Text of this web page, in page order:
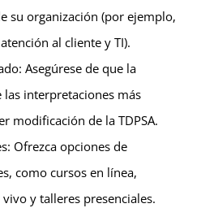
su organización (por ejemplo,
al cliente y TI).
Asegúrese de que la
las interpretaciones más
modificación de la TDPSA.
Ofrezca opciones de
como cursos en línea,
y talleres presenciales.